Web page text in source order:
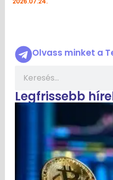
Olvass minket a
Legfrissebb